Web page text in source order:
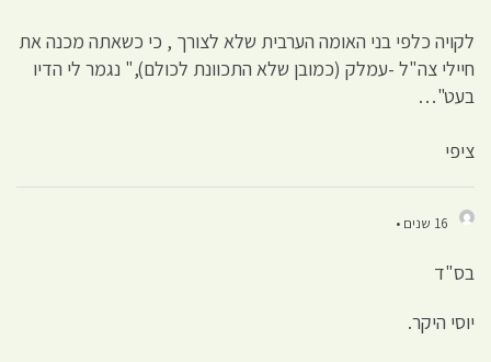
לקויה כלפי בני האומה הערבית שלא לצורך , כי כשאתה מכנה את
חיילי צה"ל -עמלק (כמובן שלא התכוונת לכולם)," נגמר לי הדיו
בעט"…
ציפי
16 שנים •
בס"ד
יוסי היקר.